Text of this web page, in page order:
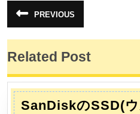
投
稿
ナ
ビ
ゲ
ー
PREVIOUS
の
投
Related Post
SanDiskのSSD(